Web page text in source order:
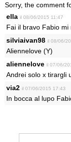
Sorry, the comment
ella il 08/06/2015 11:47
Fai il bravo Fabio mi
silviaivan98 il 08/06/
Aliennelove (Y)
aliennelove il 07/06/
Andrei solo x tirargli
via2 il 07/06/2015 17:43
In bocca al lupo